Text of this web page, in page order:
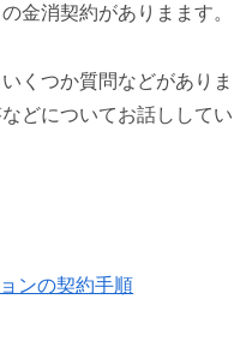
金消契約がありまます。
くつか質問などがありま
どについてお話ししてい
ンの契約手順